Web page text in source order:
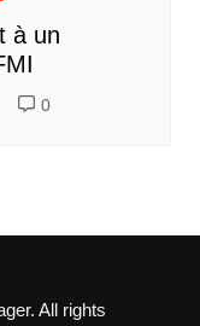
à un
0
All rights